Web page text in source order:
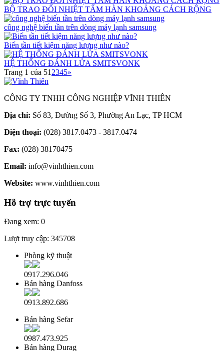
BỘ TRAO ĐỔI NHIỆT TẤM HÀN KHOẢNG CÁCH RỘNG
công nghệ biến tần trên dòng máy lạnh samsung
Biến tần tiết kiệm năng lượng như nào?
HỆ THỐNG ĐÁNH LỬA SMITSVONK
Trang 1 của 51 2345»
CÔNG TY TNHH CÔNG NGHIỆP VĨNH THIÊN
Địa chỉ: Số 83, Đường Số 3, Phường An Lạc, TP HCM
Điện thoại: (028) 3817.0473 - 3817.0474
Fax: (028) 38170475
Email: info@vinhthien.com
Website: www.vinhthien.com
Hỗ trợ trực tuyến
Đang xem: 0
Lượt truy cập: 345708
Phòng kỹ thuật
0917.296.046
Bán hàng Danfoss
0913.892.686
Bán hàng Sefar
0987.473.925
Bán hàng Durag